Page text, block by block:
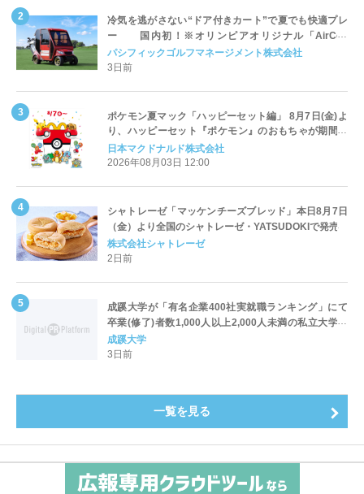
冷気を逃がさない“ドア付きカート”で夏でも快適プレ
ー 国内初！※オリンピアオリジナル「AirCon
Cart（エアコンカート）」導入 | ＰＧＭ
パシフィックゴルフマネージメント株式会社
3日前
ポケモン夏マック「ハッピーセット編」 8月7日(金)よ
り、ハッピーセット『ポケモン』のおもちゃが期間限
定登場
日本マクドナルド株式会社
2026年08月03日 12:00
シャトレーゼ「マッケンチーズブレッド」本日8月7日
（金）より全国のシャトレーゼ・YATSUDOKIで発売
株式会社シャトレーゼ
2日前
成蹊大学が「有名企業400社実就職ランキング」にて
卒業(修了)者数1,000人以上2,000人未満の私立大学で
全国第1位を獲得！～実就職率は26.5%（前年比＋
4.3pt）に伸長、東京の私立大学でも10位にランクイン
成蹊大学
3日前
一覧を見る